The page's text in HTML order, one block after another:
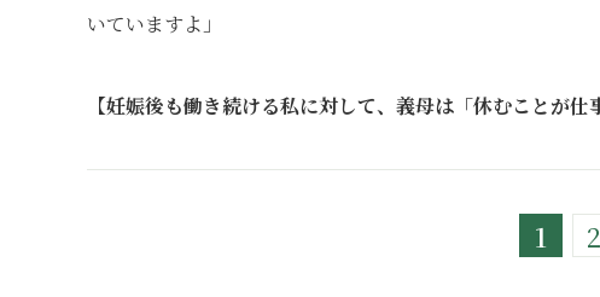
いていますよ」
【妊娠後も働き続ける私に対して、義母は「休むことが
1 2